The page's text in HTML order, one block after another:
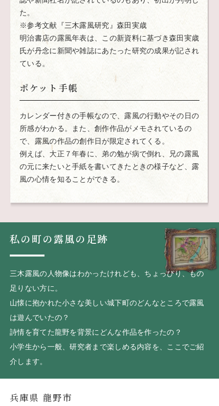
た。
※参考文献『三木露風研究』森田実歳
明治書店の露風年表は、この新資料に基づき森田実歳
氏が丹念に新聞や雑誌にあたった研究の成果が記され
ている。
ポケット手帳
カレンダー付きの手帳なので、露風の行動やその日の
所感がわかる。また、創作作品がメモされているの
で、露風の作品の創作日が限定されてくる。
例えば、大正７年春に、弟の勉が病で倒れ、兄の露風
の元に来たいと手紙を書いてきたときの様子など、露
風の心情を知ることができる。
私の町の露風の足跡
三木露風の人物像はわかったけれども、ちょっぴり、もの
足りない方に。
山懐に抱かれた小さな美しい城下町のどんなところで露風
は遊んでいたの？
詩情を育てた龍野を背景にどんな作品を作ったの？
小学生から一般、研究者まで楽しめる内容を、ここでご紹
介します。
兵庫県 龍野市